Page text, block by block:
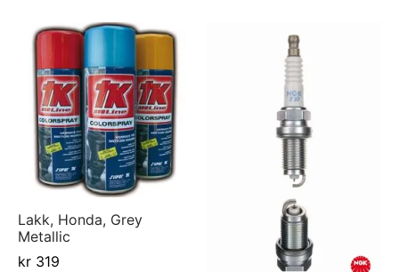
Lakk, Honda, Grey
Metallic
kr 319